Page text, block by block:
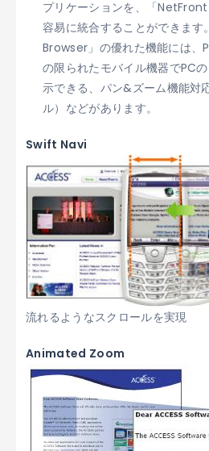
プリケーションを、「
容易に統合することができま
Browser」の優れた機能には
の限られたモバイル機器でPC
示できる、パン&ズーム機能対
ル）などがあります。
Swift Navi
流れるようなスクロールを実現
Animated Zoom